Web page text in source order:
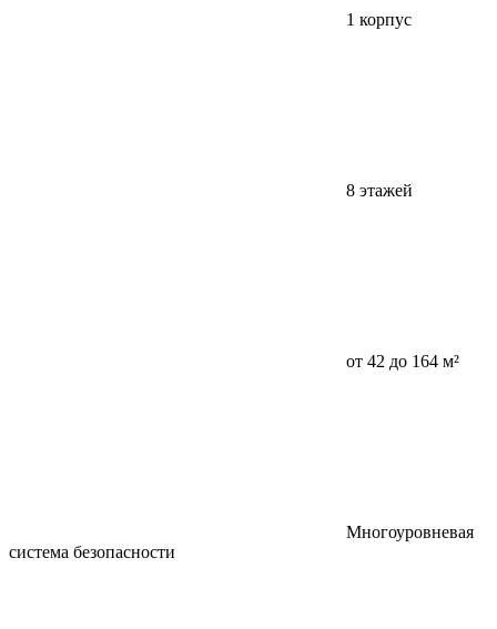
1 корпус
8 этажей
от 42 до 164 м²
Многоуровневая
система безопасности